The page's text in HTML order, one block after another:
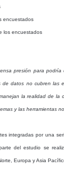
encuestados
los encuestados
presión para
datos no cubren las
la realidad de
y las herramientas
integradas por una
del estudio se
Europa y Asia